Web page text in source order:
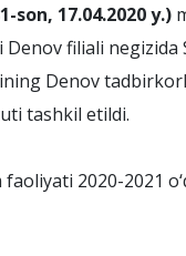
son, 17.04.2020 y.)
filiali negizida
Denov
tashkil etildi.
2020-2021